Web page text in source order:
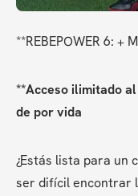
**REBEPOWER 6: +
**Acceso ilimitado
de por vida
¿Estás lista para un
ser difícil encontrar